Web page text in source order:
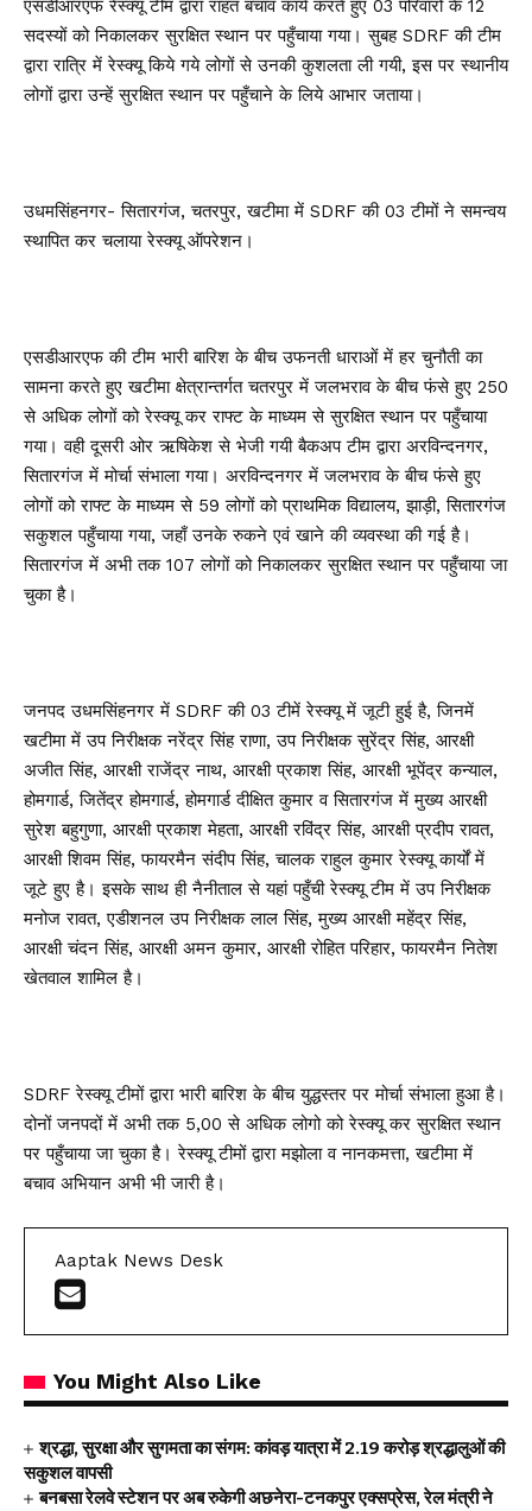
एसडीआरएफ रेस्क्यू टीम द्वारा राहत बचाव कार्य करते हुए 03 परिवारों के 12
सदस्यों को निकालकर सुरक्षित स्थान पर पहुँचाया गया। सुबह SDRF की टीम
द्वारा रात्रि में रेस्क्यू किये गये लोगों से उनकी कुशलता ली गयी, इस पर स्थानीय
लोगों द्वारा उन्हें सुरक्षित स्थान पर पहुँचाने के लिये आभार जताया।
उधमसिंहनगर- सितारगंज, चतरपुर, खटीमा में SDRF की 03 टीमों ने समन्वय
स्थापित कर चलाया रेस्क्यू ऑपरेशन।
एसडीआरएफ की टीम भारी बारिश के बीच उफनती धाराओं में हर चुनौती का
सामना करते हुए खटीमा क्षेत्रान्तर्गत चतरपुर में जलभराव के बीच फंसे हुए 250
से अधिक लोगों को रेस्क्यू कर राफ्ट के माध्यम से सुरक्षित स्थान पर पहुँचाया
गया। वही दूसरी ओर ऋषिकेश से भेजी गयी बैकअप टीम द्वारा अरविन्दनगर,
सितारगंज में मोर्चा संभाला गया। अरविन्दनगर में जलभराव के बीच फंसे हुए
लोगों को राफ्ट के माध्यम से 59 लोगों को प्राथमिक विद्यालय, झाड़ी, सितारगंज
सकुशल पहुँचाया गया, जहाँ उनके रुकने एवं खाने की व्यवस्था की गई है।
सितारगंज में अभी तक 107 लोगों को निकालकर सुरक्षित स्थान पर पहुँचाया जा
चुका है।
जनपद उधमसिंहनगर में SDRF की 03 टीमें रेस्क्यू में जूटी हुई है, जिनमें
खटीमा में उप निरीक्षक नरेंद्र सिंह राणा, उप निरीक्षक सुरेंद्र सिंह, आरक्षी
अजीत सिंह, आरक्षी राजेंद्र नाथ, आरक्षी प्रकाश सिंह, आरक्षी भूपेंद्र कन्याल,
होमगार्ड, जितेंद्र होमगार्ड, होमगार्ड दीक्षित कुमार व सितारगंज में मुख्य आरक्षी
सुरेश बहुगुणा, आरक्षी प्रकाश मेहता, आरक्षी रविंद्र सिंह, आरक्षी प्रदीप रावत,
आरक्षी शिवम सिंह, फायरमैन संदीप सिंह, चालक राहुल कुमार रेस्क्यू कार्यों में
जूटे हुए है। इसके साथ ही नैनीताल से यहां पहुँची रेस्क्यू टीम में उप निरीक्षक
मनोज रावत, एडीशनल उप निरीक्षक लाल सिंह, मुख्य आरक्षी महेंद्र सिंह,
आरक्षी चंदन सिंह, आरक्षी अमन कुमार, आरक्षी रोहित परिहार, फायरमैन नितेश
खेतवाल शामिल है।
SDRF रेस्क्यू टीमों द्वारा भारी बारिश के बीच युद्धस्तर पर मोर्चा संभाला हुआ है।
दोनों जनपदों में अभी तक 5,00 से अधिक लोगो को रेस्क्यू कर सुरक्षित स्थान
पर पहुँचाया जा चुका है। रेस्क्यू टीमों द्वारा मझोला व नानकमत्ता, खटीमा में
बचाव अभियान अभी भी जारी है।
Aaptak News Desk
You Might Also Like
श्रद्धा, सुरक्षा और सुगमता का संगम: कांवड़ यात्रा में 2.19 करोड़ श्रद्धालुओं की
सकुशल वापसी
बनबसा रेलवे स्टेशन पर अब रुकेगी अछनेरा-टनकपुर एक्सप्रेस, रेल मंत्री ने